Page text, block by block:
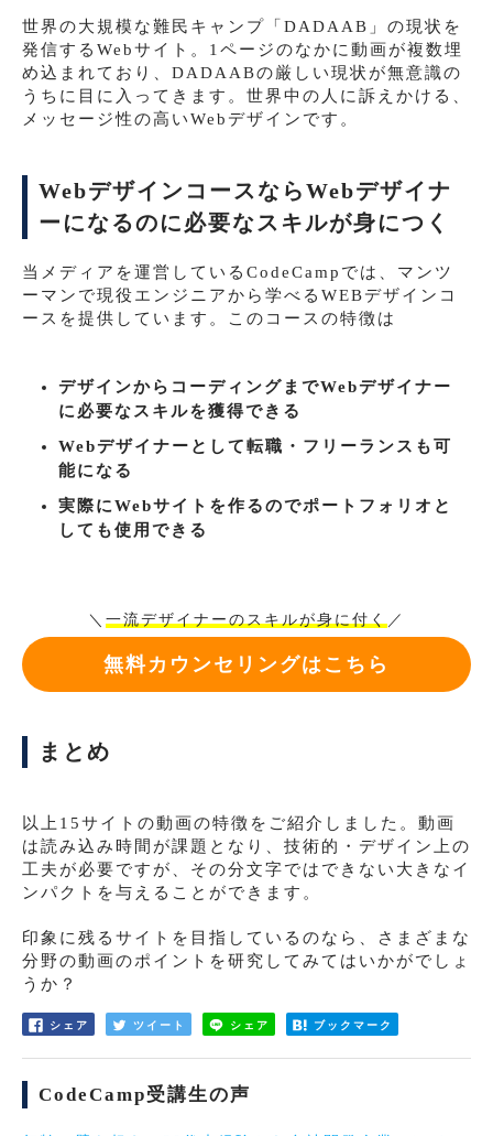
世界の大規模な難民キャンプ「DADAAB」の現状を
発信するWebサイト。1ページのなかに動画が複数埋
め込まれており、DADAABの厳しい現状が無意識の
うちに目に入ってきます。世界中の人に訴えかける、
メッセージ性の高いWebデザインです。
WebデザインコースならWebデザイナ
ーになるのに必要なスキルが身につく
当メディアを運営しているCodeCampでは、マンツ
ーマンで現役エンジニアから学べるWEBデザインコ
ースを提供しています。このコースの特徴は
デザインからコーディングまでWebデザイナー
に必要なスキルを獲得できる
Webデザイナーとして転職・フリーランスも可
能になる
実際にWebサイトを作るのでポートフォリオと
しても使用できる
＼ 一流デザイナーのスキルが身に付く ／
無料カウンセリングはこちら
まとめ
以上15サイトの動画の特徴をご紹介しました。動画
は読み込み時間が課題となり、技術的・デザイン上の
工夫が必要ですが、その分文字ではできない大きなイ
ンパクトを与えることができます。
印象に残るサイトを目指しているのなら、さまざまな
分野の動画のポイントを研究してみてはいかがでしょ
うか？
シェア ツイート シェア ブックマーク
CodeCamp受講生の声